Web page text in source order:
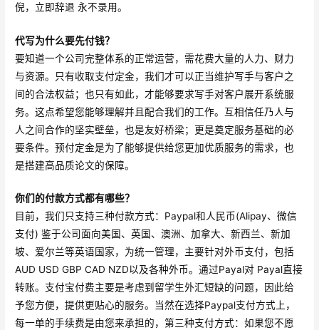
倪，立即辞退 永不录用。
代写为什么要先付钱？
要知道一个公司完整体系的正常运营，需花费大量的人力、财力
与资源。只有收取支付定金，我们才可以正当维护写手与客户之
间的合法权益；也只有如此，才能够要求写手对客户展开系统服
务。这点希望您能够理解并且配合我们的工作。互相信任乃人与
人之间合作的坚实壁垒，也是友好桥梁；更是奠定服务基础的必
要条件。预付定金是为了能够提供给您更加优质服务的需求，也
是搭建高品质论文的保障。
你们的付款方式都有哪些？
目前，我们只支持三种付款方式：Paypal和人民币(Alipay、微信
支付) 鉴于公司面向美国、英国、澳洲、加拿大、新西兰、新加
坡、爱尔兰等英语国家，为统一管理，主要针对外币支付，包括
AUD USD GBP CAD NZD以及各种外币。通过Payal对 Payal直接
转账。支付宝付费主要是考虑到留学生外汇短缺的问题，因此给
予您方便，提供更贴心的服务。当然在选择Paypal支付方式上，
每一单的手续费是由您来承担的，第三种支付方式：如果您不愿